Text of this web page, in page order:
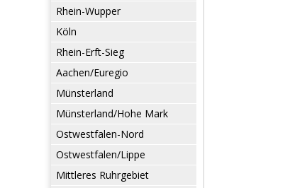
Rhein-Wupper
Köln
Rhein-Erft-Sieg
Aachen/Euregio
Münsterland
Münsterland/Hohe Mark
Ostwestfalen-Nord
Ostwestfalen/Lippe
Mittleres Ruhrgebiet